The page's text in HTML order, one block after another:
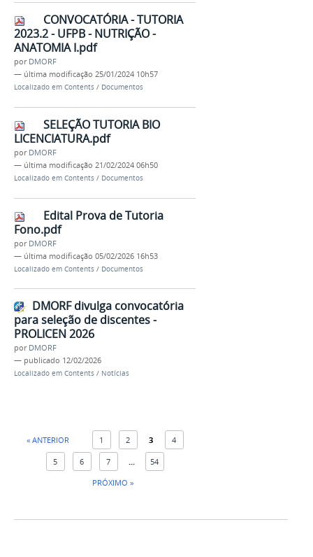
CONVOCATÓRIA - TUTORIA
2023.2 - UFPB - NUTRIÇÃO -
ANATOMIA I.pdf
por DMORF
— última modificação 25/01/2024 10h57
Localizado em Contents / Documentos
SELEÇÃO TUTORIA BIO
LICENCIATURA.pdf
por DMORF
— última modificação 21/02/2024 06h50
Localizado em Contents / Documentos
Edital Prova de Tutoria
Fono.pdf
por DMORF
— última modificação 05/02/2026 16h53
Localizado em Contents / Documentos
DMORF divulga convocatória
para seleção de discentes -
PROLICEN 2026
por DMORF
— publicado 12/02/2026
Localizado em Contents / Notícias
« ANTERIOR 1 2 3 4
5 6 7 ...
54
PRÓXIMO »